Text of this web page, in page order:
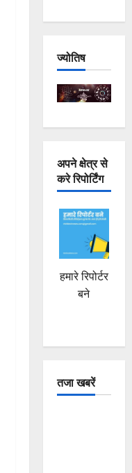
ज्योतिष
अपने क्षेत्र से
करे रिपोर्टिंग
हमारे रिपोर्टर
बने
तजा खबरें